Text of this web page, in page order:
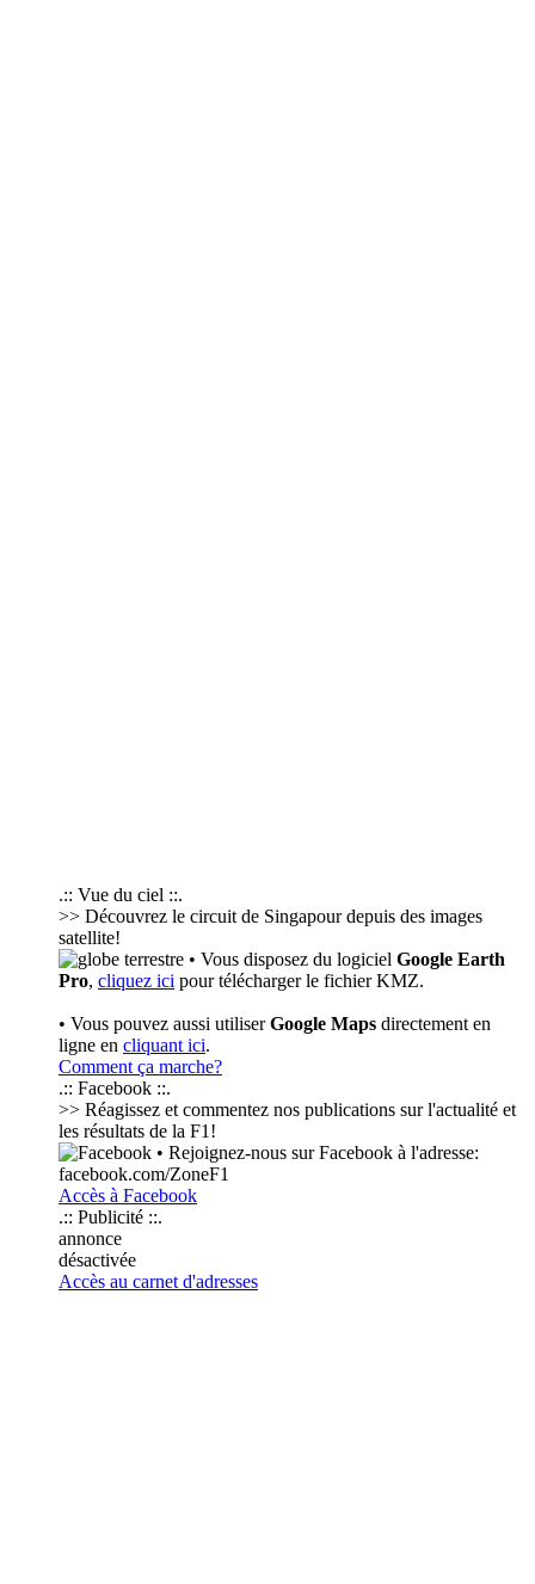
.:: Vue du ciel ::.
>> Découvrez le circuit de Singapour depuis des images
satellite!
• Vous disposez du logiciel Google Earth
Pro, cliquez ici pour télécharger le fichier KMZ.
• Vous pouvez aussi utiliserGoogle Maps directement en
ligne en cliquant ici.
Comment ça marche?
.:: Facebook ::.
>> Réagissez et commentez nos publications sur l'actualité et
les résultats de la F1!
• Rejoignez-nous sur Facebook à l'adresse:
facebook.com/ZoneF1
Accès à Facebook
.:: Publicité ::.
annonce
désactivée
Accès au carnet d'adresses